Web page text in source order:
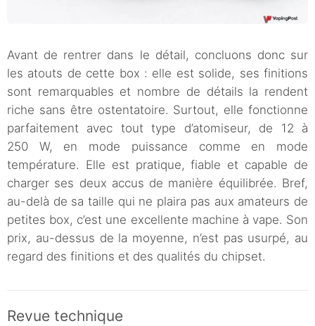
Avant de rentrer dans le détail, concluons donc sur
les atouts de cette box : elle est solide, ses finitions
sont remarquables et nombre de détails la rendent
riche sans être ostentatoire. Surtout, elle fonctionne
parfaitement avec tout type d’atomiseur, de 12 à
250 W, en mode puissance comme en mode
température. Elle est pratique, fiable et capable de
charger ses deux accus de manière équilibrée. Bref,
au-delà de sa taille qui ne plaira pas aux amateurs de
petites box, c’est une excellente machine à vape. Son
prix, au-dessus de la moyenne, n’est pas usurpé, au
regard des finitions et des qualités du chipset.
Revue technique